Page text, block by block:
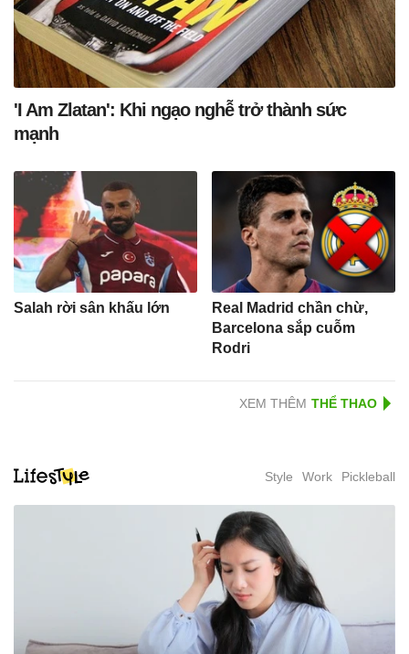
'I Am Zlatan': Khi ngạo nghễ trở thành sức
mạnh
Salah rời sân khấu lớn
Real Madrid chần chừ,
Barcelona sắp cuỗm
Rodri
XEM THÊM
Style Work Pickleball